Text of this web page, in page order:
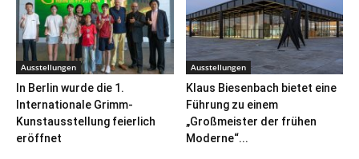
Ausstellungen
In Berlin wurde die 1.
Internationale Grimm-
Kunstausstellung feierlich
eröffnet
Ausstellungen
Klaus Biesenbach bietet eine
Führung zu einem
„Großmeister der frühen
Moderne“...